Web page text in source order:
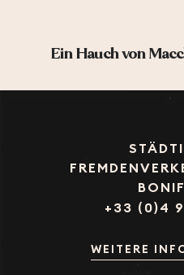
Ein Hauch von
+33 (0)4
WEITERE